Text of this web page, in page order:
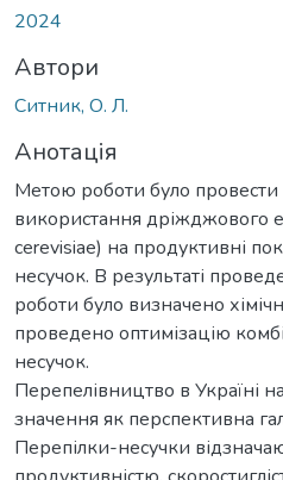
2024
Автори
Ситник, О. Л.
Анотація
Метою роботи було
використання дріжджового
cerevisiae) на продуктивні
несучок. В результаті
роботи було визначено
проведено оптимізацію
несучок.
Перепелівництво в Україні
значення як перспективна
Перепілки-несучки